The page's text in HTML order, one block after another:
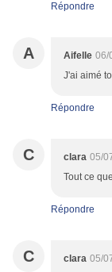
Répondre
A Aifelle 06/
J'ai aimé
Répondre
C clara 05/
Tout ce
Répondre
C clara 05/